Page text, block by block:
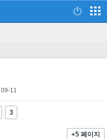
09-11
3
+5 페이지